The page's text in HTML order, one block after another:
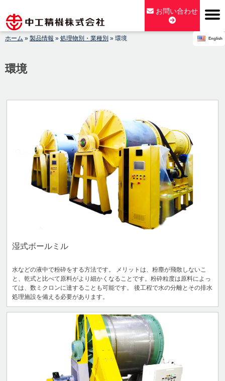
content
English
お問い合わせ
ホーム » 製品情報 » 処理物別・業種別 » 環境
環境
湿式ボールミル
水などの液中で粉砕をする方法です。 メリットは、粉塵が飛散しないこ
と、乾式と比べて原料がより細かくなることです。粉砕粒度は原料によっ
ては、数ミクロンに達することも可能です。 後工程で水の分離とその排水
処理施設を備える必要があります。